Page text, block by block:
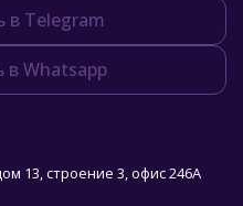
в Telegram
в Whatsapp
13, строение 3, офис 246А